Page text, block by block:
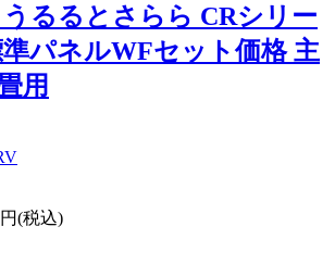
うるるとさらら CRシリー
パネルWFセット価格 主
用
(税込)